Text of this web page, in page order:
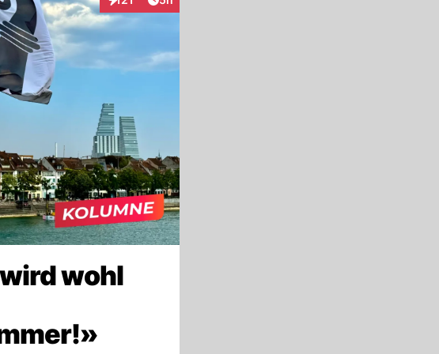
Interaktionen
wohl